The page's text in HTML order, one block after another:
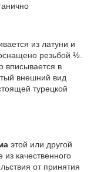
из латуни и
резьбой ½.
вписывается в
внешний вид
турецкой
этой или другой
качественного
от принятия